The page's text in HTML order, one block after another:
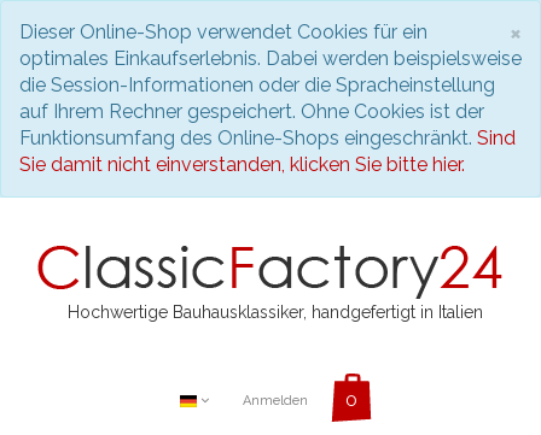
×
Dieser Online-Shop verwendet Cookies für ein
optimales Einkaufserlebnis. Dabei werden beispielsweise
die Session-Informationen oder die Spracheinstellung
auf Ihrem Rechner gespeichert. Ohne Cookies ist der
Funktionsumfang des Online-Shops eingeschränkt. Sind
Sie damit nicht einverstanden, klicken Sie bitte hier.
Hochwertige Bauhausklassiker, handgefertigt in Italien
Anmelden